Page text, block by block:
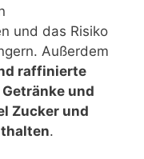
und das Risiko
Außerdem
raffinierte
und
Zucker und
.